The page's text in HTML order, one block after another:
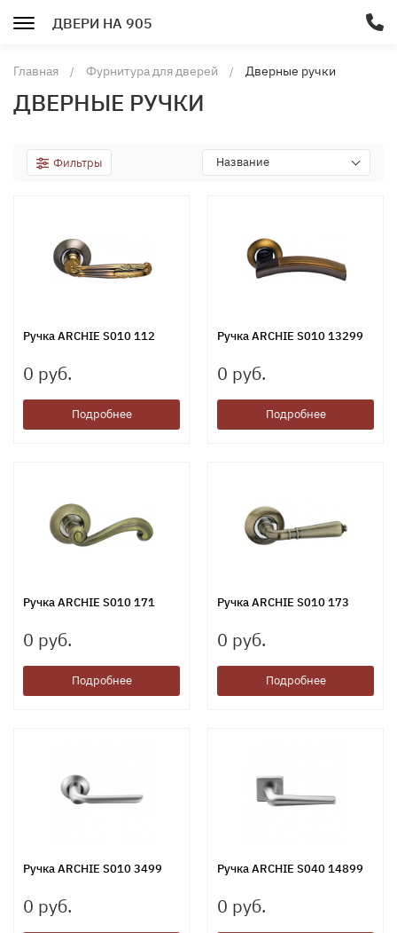
ДВЕРИ НА 905
Главная Фурнитура для дверей Дверные ручки
ДВЕРНЫЕ РУЧКИ
Фильтры Название
Ручка ARCHIE S010 112
0 руб.
Подробнее
Ручка ARCHIE S010 13299
0 руб.
Подробнее
Ручка ARCHIE S010 171
0 руб.
Подробнее
Ручка ARCHIE S010 173
0 руб.
Подробнее
Ручка ARCHIE S010 3499
0 руб.
Ручка ARCHIE S040 14899
0 руб.